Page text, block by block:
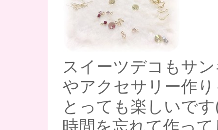
スイーツデコもサ
やアクセサリー作
とっても楽しいで
時間を忘れて作っ